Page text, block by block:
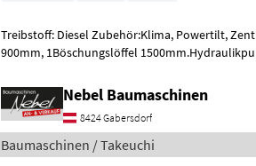
Treibstoff: Diesel Zubehör:Klima, Powertilt,
900mm, 1Böschungslöffel
Nebel Baumaschinen
8424 Gabersdorf
Baumaschinen / Takeuchi